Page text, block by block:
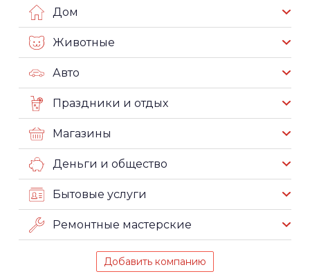
Дом
Животные
Авто
Праздники и отдых
Магазины
Деньги и общество
Бытовые услуги
Ремонтные мастерские
Добавить компанию